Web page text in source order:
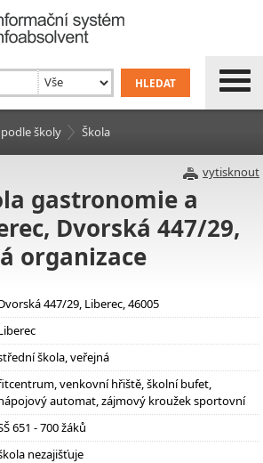
školy Škola
vytisknout
gastronomie a
Dvorská 447/29,
organizace
447/29, Liberec, 46005
škola, veřejná
venkovní hřiště, školní bufet,
automat, zájmový kroužek sportovní
651 - 700 žáků
nezajišťuje